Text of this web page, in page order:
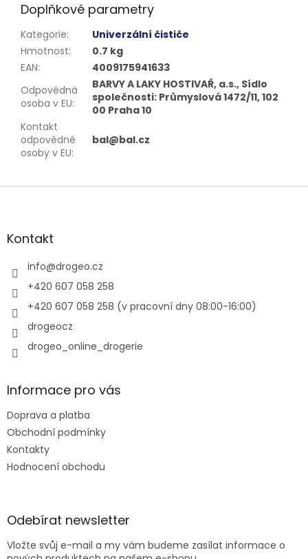
Doplňkové parametry
Kategorie:
Univerzální čističe
Hmotnost:
0.7 kg
EAN:
4009175941633
Odpovědná
osoba v EU:
BARVY A LAKY HOSTIVAŘ, a.s., Sídlo
společnosti: Průmyslová 1472/11, 102
00 Praha 10
Kontakt
odpovědné
osoby v EU:
bal@bal.cz
Z
aKontakt
info@drogeo.cz
+420 607 058 258
+420 607 058 258 (v pracovní dny 08:00-16:00)
drogeocz
drogeo_online_drogerie
Informace pro vás
Doprava a platba
Obchodní podmínky
Kontakty
Hodnocení obchodu
Odebírat newsletter
Vložte svůj e-mail a my vám budeme zasílat informace o